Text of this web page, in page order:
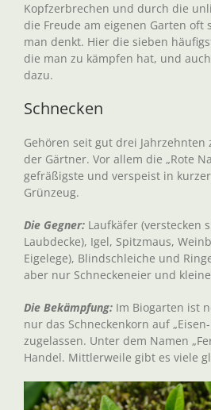
Kopfzerbrechen und durch die
die Freude am eigenen Garten oft
man denkt. Hier die sieben
die man zu kämpfen hat, und
dazu.
Schnecken
Gehören seit gut drei Jahrzehnten
der Gärtner. Vor allem die „Rote
gefräßigste und verspeist in
Grünzeug.
Die Gegner: Laufkäfer (verstecken
Laubdecke), Igel, Spitzmaus,
Eigelege), Blindschleiche und
aber nur Schneckeneier und
Die Bekämpfung: Im Biogarten ist
nur das Schneckenkorn auf
zugelassen. Unter dem Namen
Handel. Mittlerweile gibt es viele